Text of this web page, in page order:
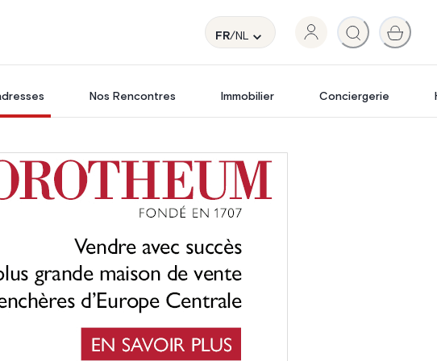
FR/NL
Nos Rencontres Immobilier Conciergerie